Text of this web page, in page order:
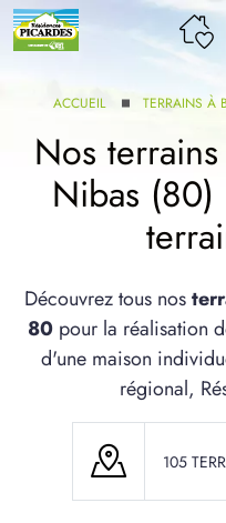
GAMME
SERVICE BDL EXTENSION
ACCUEIL TERRAINS À
Nos
Nibas
Découvrez tous nos
80 pour la réalisation
d'une maison
régional,
105